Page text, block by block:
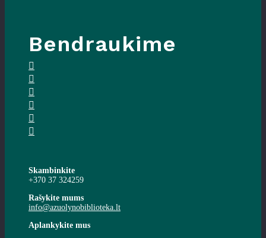
Bendraukime
Skambinkite
+370 37 324259
Rašykite mums
info@azuolynobiblioteka.lt
Aplankykite mus